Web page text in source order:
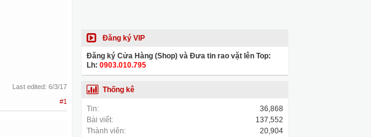
Last edited: 6/3/17
#1
Đăng ký VIP
Đăng ký Cửa Hàng (Shop) và Đưa tin rao vặt lên Top:
Lh: 0903.010.795
Thống kê
Tin:
36,868
Bài viết:
137,552
Thành viên:
20,904